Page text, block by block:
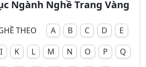
Ngành Nghề Trang Vàng
THEO A B C D
E
I K L M N O P
Q